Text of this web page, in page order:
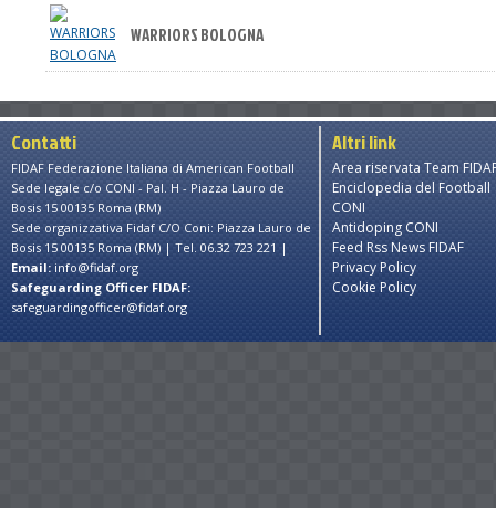
WARRIORS BOLOGNA
Contatti
FIDAF Federazione Italiana di American Football
Sede legale c/o CONI - Pal. H - Piazza Lauro de
Bosis 15 00135 Roma (RM)
Sede organizzativa Fidaf C/O Coni: Piazza Lauro de
Bosis 15 00135 Roma (RM) | Tel. 06.32 723 221 |
Email: info@fidaf.org
Safeguarding Officer FIDAF:
safeguardingofficer@fidaf.org
Altri link
Area riservata Team
Enciclopedia del Football
CONI
Antidoping CONI
Feed Rss News FIDAF
Privacy Policy
Cookie Policy